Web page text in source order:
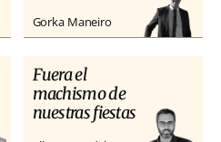
Gorka Maneiro
Fuera el
machismo de
nuestras fiestas